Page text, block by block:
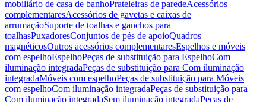
mobiliário de casa de banhoPrateleiras de paredeAcessórios
complementaresAcessórios de gavetas e caixas de
arrumaçãoSuporte de toalhas e ganchos para
toalhasPuxadoresConjuntos de pés de apoioQuadros
magnéticosOutros acessórios complementaresEspelhos e móveis
com espelhoEspelhoPeças de substituição para EspelhoCom
iluminação integradaPeças de substituição para Com iluminação
integradaMóveis com espelhoPeças de substituição para Móveis
com espelhoCom iluminação integradaPeças de substituição para
Com iluminação integradaSem iluminação integradaPeças de